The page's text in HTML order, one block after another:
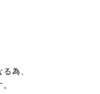
為、